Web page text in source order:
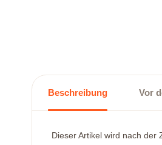
Beschreibung Vor
Dieser Artikel wird nach der